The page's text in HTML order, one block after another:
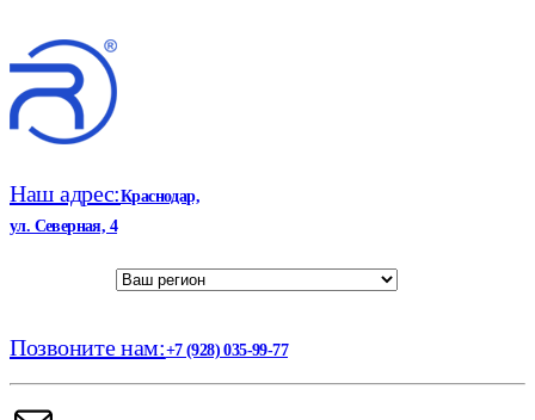
Наш адрес:Краснодар,
ул. Северная, 4
Позвоните нам:+7 (928) 035-99-77